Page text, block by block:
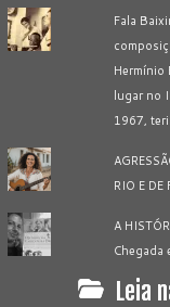
Fala
Hermínio
lugar no
1967,
RIO E DE
A
Chegada
Leia